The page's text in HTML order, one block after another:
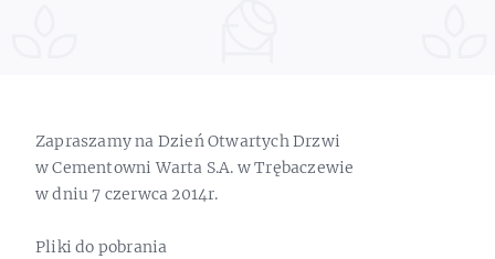
Zapraszamy na Dzień Otwartych Drzwi
w Cementowni Warta S.A. w Trębaczewie
w dniu 7 czerwca 2014r.
Pliki do pobrania